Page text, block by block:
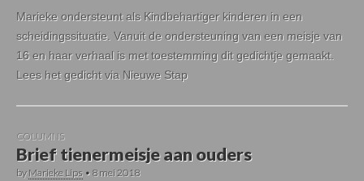
Marieke ondersteunt als Kindbehartiger kinderen in een
scheidingssituatie. Vanuit de ondersteuning van een meisje van
16 en haar verhaal is met toestemming dit gedichtje gemaakt.
Lees het gedicht via Nieuwe Stap
COLUMNS
Brief tienermeisje aan ouders
byMarieke Lips • 8 mei 2018